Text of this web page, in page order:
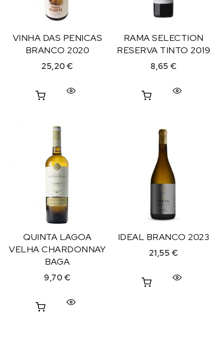
VINHA DAS PENICAS
BRANCO 2020
25,20€
RAMA SELECTION
RESERVA TINTO 2019
8,65 €
QUINTA LAGOA
VELHA CHARDONNAY
BAGA
9,70€
IDEAL BRANCO 2023
21,55 €